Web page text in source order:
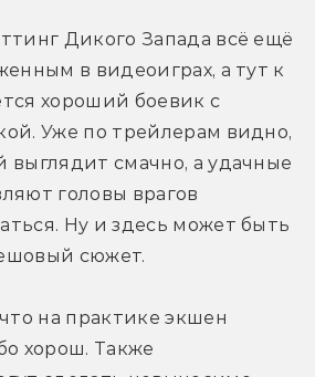
Дикого Запада всё ещё
в видеоиграх, а тут к
хороший боевик с
Уже по трейлерам видно,
выглядит смачно, а удачные
головы врагов
Ну и здесь может быть
сюжет.
что на практике экшен
хорош. Также